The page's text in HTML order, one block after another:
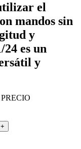
el
mandos sin
y
es un
y
+